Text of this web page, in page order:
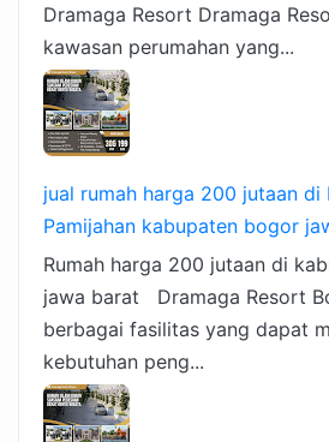
Dramaga Resort Dramaga
kawasan perumahan yang...
jual rumah harga 200 jutaan di
Pamijahan kabupaten bogor
Rumah harga 200 jutaan di
jawa barat Dramaga Resort
berbagai fasilitas yang dapat
kebutuhan peng...